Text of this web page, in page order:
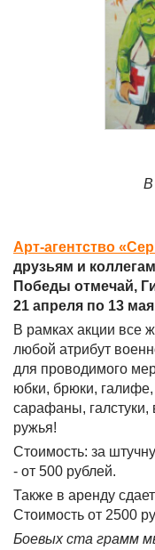
В
Арт-агентство
друзьям и
Победы отмечай,
21 апреля по 13
В рамках акции все
любой атрибут
для проводимого
юбки, брюки,
сарафаны,
ружья!
Стоимость: за
- от 500 рублей.
Также в аренду
Стоимость от 2500
Боевых ста грамм